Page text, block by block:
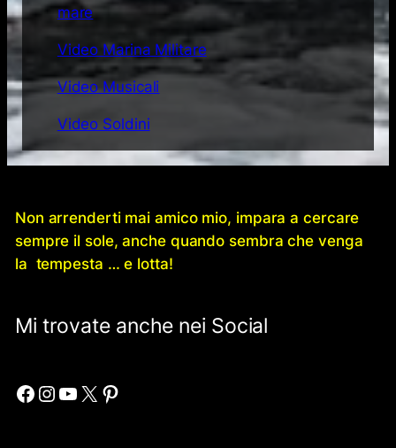
mare
Video Marina Militare
Video Musicali
Video Soldini
Non arrenderti mai amico mio, impara a cercare
sempre il sole, anche quando sembra che venga
la tempesta … e lotta!
Mi trovate anche nei Social
Facebook Instagram YouTube X Pinterest